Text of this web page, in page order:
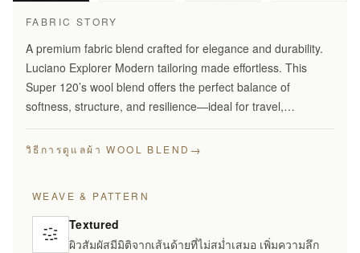
FABRIC STORY
A premium fabric blend crafted for elegance and durability.
Luciano Explorer Modern tailoring made effortless. This
Super 120’s wool blend offers the perfect balance of
softness, structure, and resilience—ideal for travel,
วิธีการดูแลผ้า WOOL BLEND →
WEAVE & PATTERN
Textured
ผิวสัมผัสมีมิติจากเส้นด้ายที่ไม่สม่ำเสมอ เพิ่มความลึก